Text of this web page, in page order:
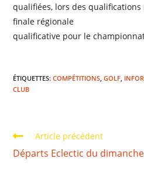
qualifiées, lors des
finale régionale
qualificative pour le
ÉTIQUETTES:COMPÉTITIONS GOLF
CLUB
Article précédent
Départs Eclectic du